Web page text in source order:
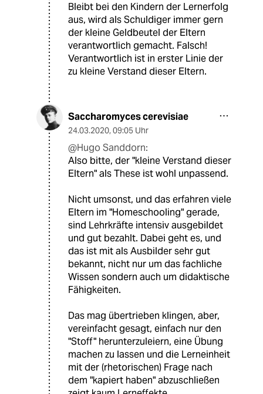
Bleibt bei den Kindern der Lernerfolg
aus, wird als Schuldiger immer gern
der kleine Geldbeutel der Eltern
verantwortlich gemacht. Falsch!
Verantwortlich ist in erster Linie der
zu kleine Verstand dieser Eltern.
Saccharomyces cerevisiae
24.03.2020, 09:05 Uhr
@Hugo Sanddorn:
Also bitte, der "kleine Verstand dieser
Eltern" als These ist wohl unpassend.
Nicht umsonst, und das erfahren viele
Eltern im "Homeschooling" gerade,
sind Lehrkräfte intensiv ausgebildet
und gut bezahlt. Dabei geht es, und
das ist mit als Ausbilder sehr gut
bekannt, nicht nur um das fachliche
Wissen sondern auch um didaktische
Fähigkeiten.
Das mag übertrieben klingen, aber,
vereinfacht gesagt, einfach nur den
"Stoff" herunterzuleiern, eine Übung
machen zu lassen und die Lerneinheit
mit der (rhetorischen) Frage nach
dem "kapiert haben" abzuschließen